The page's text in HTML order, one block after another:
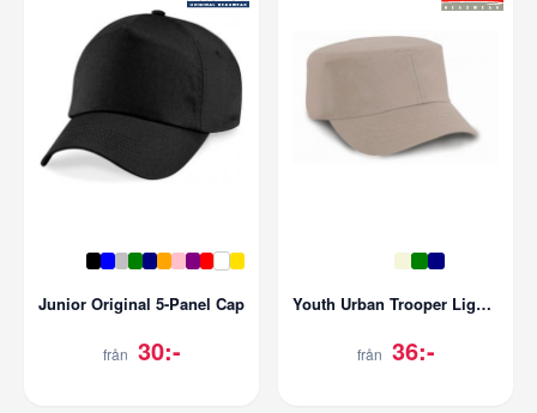
Junior Original 5-Panel Cap
från 30:-
Youth Urban Trooper Lightweight Cap
från 36:-